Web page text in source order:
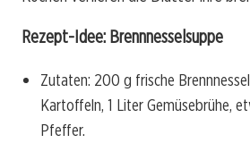
Rezept-Idee: Brennnesselsuppe
Zutaten: 200 g frische
Kartoffeln, 1 Liter Gemüsebrühe,
Pfeffer.